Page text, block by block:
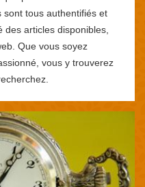
sont tous authentifiés et
articles disponibles,
Que vous soyez
vous y trouverez